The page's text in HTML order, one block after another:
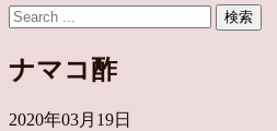
ナマコ酢
2020年03月19日